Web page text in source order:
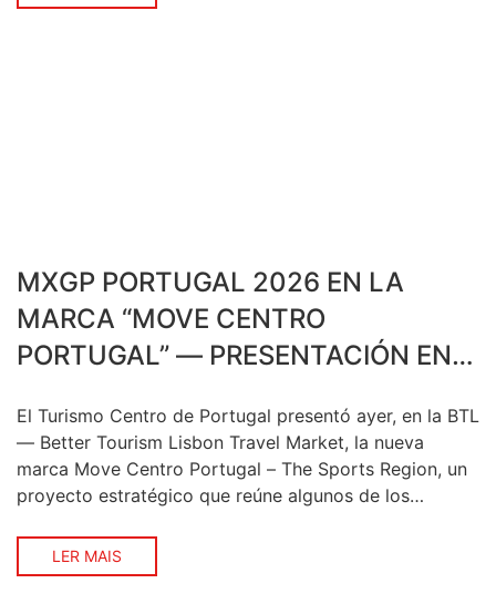
Motocross. Este […]
MXGP PORTUGAL 2026 EN LA
MARCA “MOVE CENTRO
PORTUGAL” — PRESENTACIÓN EN
El Turismo Centro de Portugal presentó ayer, en la BTL
— Better Tourism Lisbon Travel Market, la nueva
marca Move Centro Portugal – The Sports Region, un
proyecto estratégico que reúne algunos de los
entre ellos el MXGP Portugal 2026, prueba portuguesa
del Campeonato del Mundo de Motocross. […]
LER MAIS